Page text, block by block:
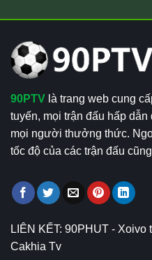
90PTV là trang web cung
tuyến, mọi trận đấu hấp
mọi người thưởng thức.
tốc độ của các trận đấu
LIÊN KẾT: 90PHUT - Xoivo
Cakhia Tv